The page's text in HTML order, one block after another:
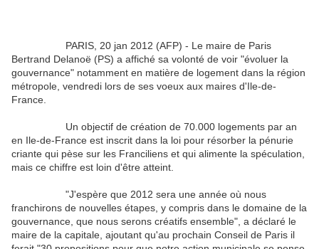
PARIS, 20 jan 2012 (AFP) - Le maire de Paris
Bertrand Delanoë (PS) a affiché sa volonté de voir "évoluer la
gouvernance" notamment en matière de logement dans la région
métropole, vendredi lors de ses voeux aux maires d'Ile-de-
France.
Un objectif de création de 70.000 logements par an
en Ile-de-France est inscrit dans la loi pour résorber la pénurie
criante qui pèse sur les Franciliens et qui alimente la spéculation,
mais ce chiffre est loin d'être atteint.
"J'espère que 2012 sera une année où nous
franchirons de nouvelles étapes, y compris dans le domaine de la
gouvernance, que nous serons créatifs ensemble", a déclaré le
maire de la capitale, ajoutant qu'au prochain Conseil de Paris il